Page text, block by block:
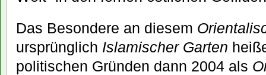
Das Besondere an diesem
ursprünglich Islamischer Garten
politischen Gründen dann 2004 als